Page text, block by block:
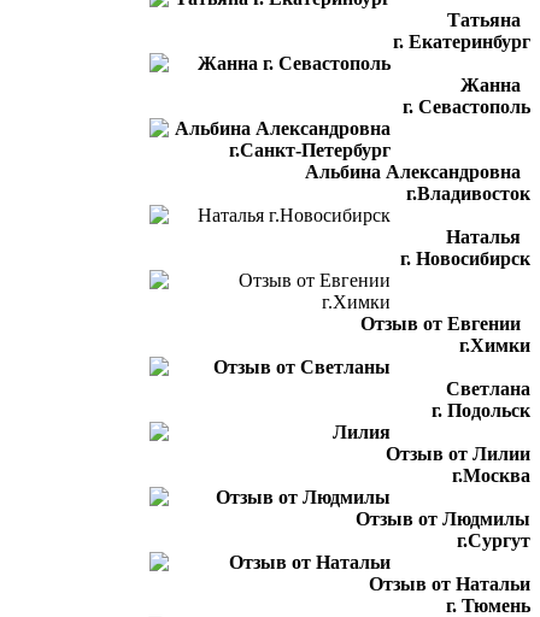
Татьяна
г. Екатеринбург
Жанна
г. Севастополь
Альбина Александровна
г.Владивосток
Наталья
г. Новосибирск
Отзыв от Евгении
г.Химки
Светлана
г. Подольск
Отзыв от Лилии
г.Москва
Отзыв от Людмилы
г.Сургут
Отзыв от Натальи
г. Тюмень